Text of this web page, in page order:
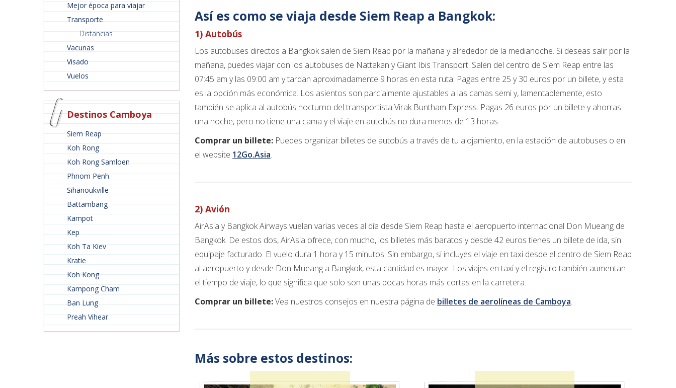
Mejor época para viajar
Transporte
Distancias
Vacunas
Visado
Vuelos
Destinos Camboya
Siem Reap
Koh Rong
Koh Rong Samloen
Phnom Penh
Sihanoukville
Battambang
Kampot
Kep
Koh Ta Kiev
Kratie
Koh Kong
Kampong Cham
Ban Lung
Preah Vihear
Así es como se viaja desde Siem Reap a Bangkok:
1) Autobús
Los autobuses directos a Bangkok salen de Siem Reap por la mañana y alrededor de la medianoche. Si deseas salir por la
mañana, puedes viajar con los autobuses de Nattakan y Giant Ibis Transport. Salen del centro de Siem Reap entre las
07:45 am y las 09:00 am y tardan aproximadamente 9 horas en esta ruta. Pagas entre 25 y 30 euros por un billete, y esta
es la opción más económica. Los asientos son parcialmente ajustables a las camas semi y, lamentablemente, esto
también se aplica al autobús nocturno del transportista Virak Buntham Express. Pagas 26 euros por un billete y ahorras
una noche, pero no tiene una cama y el viaje en autobús no dura menos de 13 horas.
Comprar un billete: Puedes organizar billetes de autobús a través de tu alojamiento, en la estación de autobuses o en
el website 12Go.Asia.
2) Avión
AirAsia y Bangkok Airways vuelan varias veces al día desde Siem Reap hasta el aeropuerto internacional Don Mueang de
Bangkok. De estos dos, AirAsia ofrece, con mucho, los billetes más baratos y desde 42 euros tienes un billete de ida, sin
equipaje facturado. El vuelo dura 1 hora y 15 minutos. Sin embargo, si incluyes el viaje en taxi desde el centro de Siem Reap
al aeropuerto y desde Don Mueang a Bangkok, esta cantidad es mayor. Los viajes en taxi y el registro también aumentan
el tiempo de viaje, lo que significa que solo son unas pocas horas más cortas en la carretera.
Comprar un billete:Vea nuestros consejos en nuestra página de billetes de aerolíneas de Camboya.
Más sobre estos destinos: